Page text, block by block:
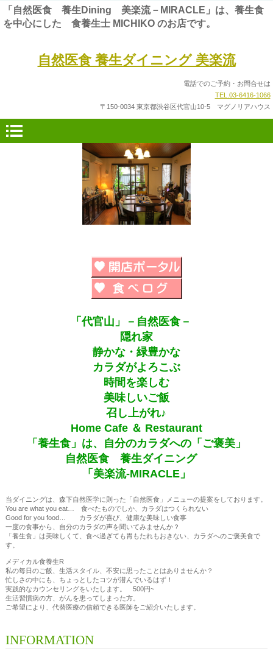
「自然医食 養生Dining 美楽流－MIRACLE」は、養生食
を中心にした 食養生士 MICHIKO のお店です。
自然医食 養生ダイニング 美楽流
電話でのご予約・お問合せは
TEL.03-6416-1066
〒150-0034 東京都渋谷区代官山10-5 マグノリアハウス
「代官山」－自然医食－
隠れ家
静かな・緑豊かな
カラダがよろこぶ
時間を楽しむ
美味しいご飯
召し上がれ♪
Home Cafe ＆ Restaurant
「養生食」は、自分のカラダへの「ご褒美」
自然医食 養生ダイニング
「美楽流-MIRACLE」
当ダイニングは、森下自然医学に則った「自然医食」メニューの提案をしております。
You are what you eat… 食べたものでしか、カラダはつくられない
Good for you food… カラダが喜び、健康な美味しい食事
一度の食事から、自分のカラダの声を聞いてみませんか？
「養生食」は美味しくて、食べ過ぎても胃もたれもおきない、カラダへのご褒美食で
す。
メディカル食養生R
私の毎日のご飯、生活スタイル、不安に思ったことはありませんか？
忙しさの中にも、ちょっとしたコツが潜んでいるはず！
実践的なカウンセリングをいたします。 500円~
生活習慣病の方、がんを患ってしまった方。
ご希望により、代替医療の信頼できる医師をご紹介いたします。
INFORMATION